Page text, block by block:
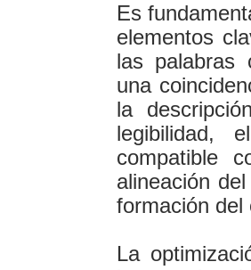
Es
elementos
las palabras
una
la
legibilidad,
compatible
alineación
formación del
La